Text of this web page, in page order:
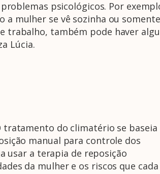
psicológicos. Por
a mulher se vê sozinha ou somente
trabalho, também pode haver
Lúcia.
tratamento do climatério se baseia
manual para controle dos
usar a terapia de reposição
da mulher e os riscos que cada